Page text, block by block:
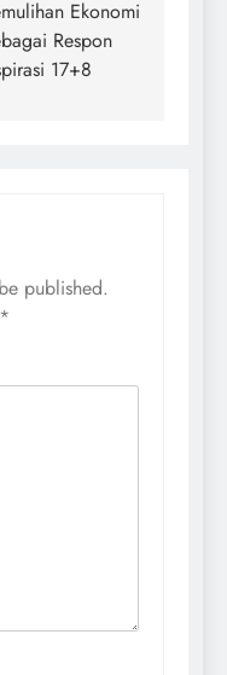
Ekonomi
Respon
17+8
published.
*